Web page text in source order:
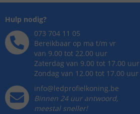
Hulp nodig?
073 704 11 05
Bereikbaar op ma t/m vr
van 9.00 tot 22.00 uur
Zaterdag van 9.00 tot 17.00 uur
Zondag van 12.00 tot 17.00 uur
info@ledprofielkoning.be
Binnen 24 uur antwoord,
meestal sneller!